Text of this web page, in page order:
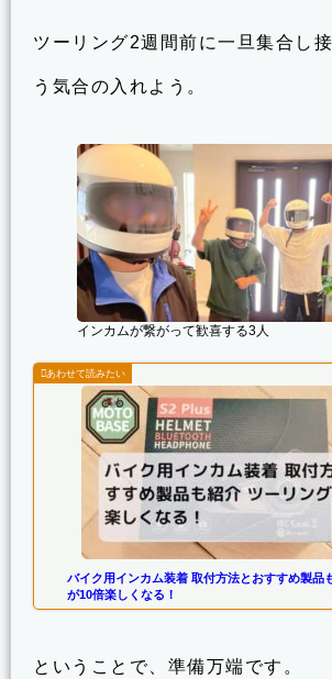
ツーリング2週間前に一旦集合し
う気合の入れよう。
インカムが繋がって歓喜する3人
バイク用インカム装着 取付方法とおすすめ製品
が10倍楽しくなる！
ということで、準備万端です。